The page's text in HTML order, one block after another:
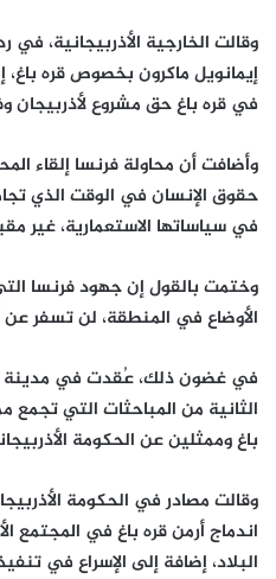
وقالت الخارجية الأذربيجانية،
إيمانويل ماكرون بخصوص قره باغ،
في قره باغ حق مشروع لأذربيجان
وأضافت أن محاولة فرنسا إلقاء
حقوق الإنسان في الوقت الذي
في سياساتها الاستعمارية، غير
وختمت بالقول إن جهود فرنسا
الأوضاع في المنطقة، لن تسفر عن
في غضون ذلك، عُقدت في مدينة
الثانية من المباحثات التي تجمع
باغ وممثلين عن الحكومة
وقالت مصادر في الحكومة
اندماج أرمن قره باغ في المجتمع
البلاد، إضافة إلى الإسراع في